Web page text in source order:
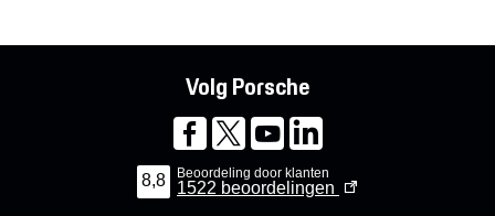
Volg Porsche
8,8 Beoordeling door klanten
1522 beoordelingen